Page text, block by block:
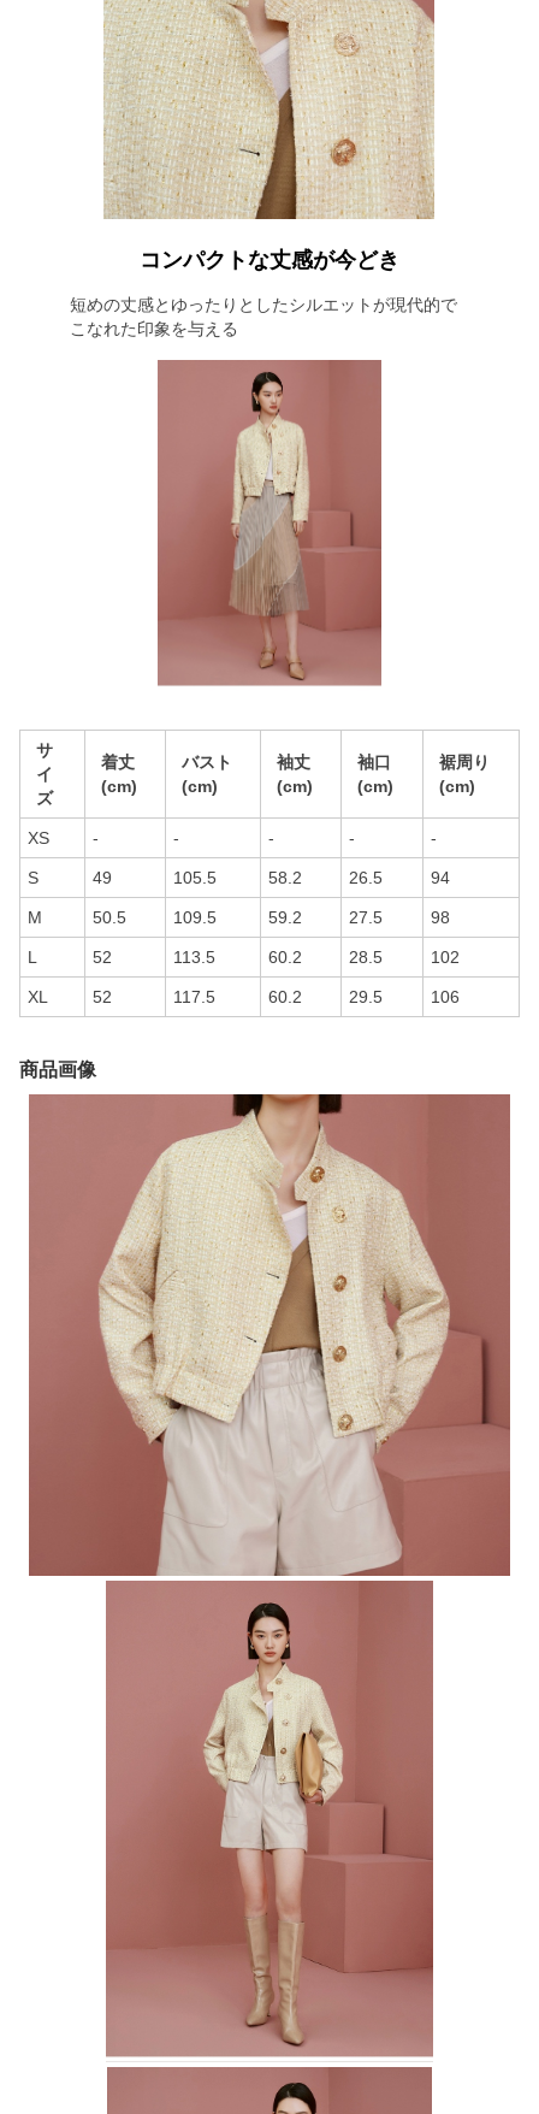
コンパクトな丈感が今どき
短めの丈感とゆったりとしたシルエットが現代的で
こなれた印象を与える
サ
イ
ズ
着丈
(cm)
バスト
(cm)
袖丈
(cm)
袖口
(cm)
裾周り
(cm)
XS - - - - -
S 49 105.5 58.2 26.5 94
M 50.5 109.5 59.2 27.5 98
L 52 113.5 60.2 28.5 102
XL 52 117.5 60.2 29.5 106
商品画像